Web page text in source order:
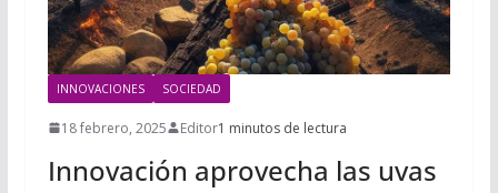
INNOVACIONES SOCIEDAD
18 febrero, 2025 Editor1 minutos de lectura
Innovación aprovecha las uvas